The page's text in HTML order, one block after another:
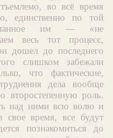
во всё время
единственно по той
им — «не
весь тот процесс,
дошел до последнего
слишком забежали
что фактические,
дела вообще
второстепенную роль.
над ними всю волю и
свое время, все будут
познакомиться до